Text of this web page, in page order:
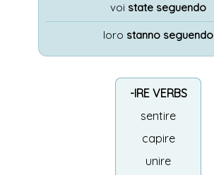
voi state seguendo
loro stanno seguendo
-IRE VERBS
sentire
capire
unire